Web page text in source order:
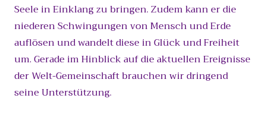
Seele in Einklang zu bringen. Zudem kann er die
niederen Schwingungen von Mensch und Erde
auflösen und wandelt diese in Glück und Freiheit
um. Gerade im Hinblick auf die aktuellen Ereignisse
der Welt-Gemeinschaft brauchen wir dringend
seine Unterstützung.